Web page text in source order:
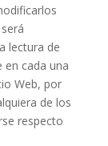
lectura de
en cada una
Web, por
de los
respecto